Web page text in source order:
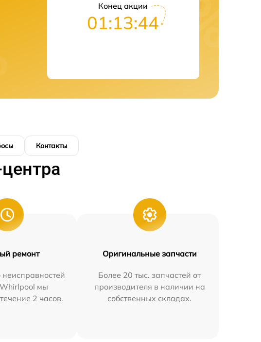
Конец акции
01:13:43
Контакты
ремонт
мы
2 часов.
Оригинальные запчасти
Более 20 тыс. запчастей от
производителя в наличии на
собственных складах.